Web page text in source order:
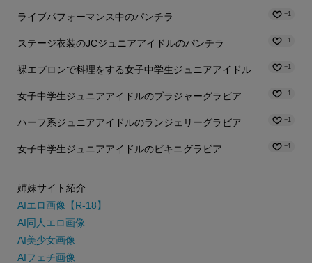
ライブパフォーマンス中のパンチラ +1
ステージ衣装のJCジュニアアイドルのパンチラ +1
裸エプロンで料理をする女子中学生ジュニアアイドル +1
女子中学生ジュニアアイドルのブラジャーグラビア +1
ハーフ系ジュニアアイドルのランジェリーグラビア +1
女子中学生ジュニアアイドルのビキニグラビア +1
姉妹サイト紹介
AIエロ画像【R-18】
AI同人エロ画像
AI美少女画像
AIフェチ画像